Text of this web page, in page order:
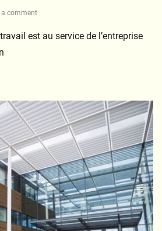
a comment
est au service de l’entreprise